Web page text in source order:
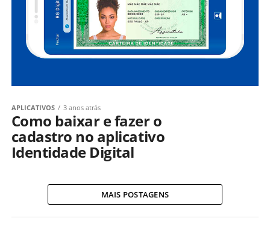
APLICATIVOS 3 anos atrás
Como baixar e fazer o
cadastro no aplicativo
Identidade Digital
MAIS POSTAGENS